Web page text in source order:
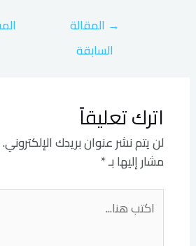
→ المقالة
السابقة
اترك تعليقاً
لن يتم نشر عنوان بريدك الإلكتروني.
مشار إليها بـ*
اكتب
هنا...